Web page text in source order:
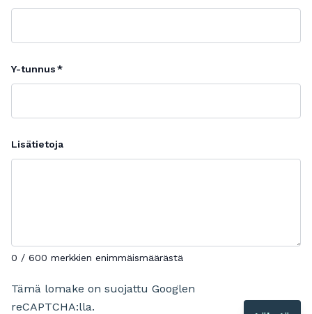
Y-tunnus
Lisätietoja
0 / 600 merkkien enimmäismäärästä
Tämä lomake on suojattu Googlen
reCAPTCHA:lla.